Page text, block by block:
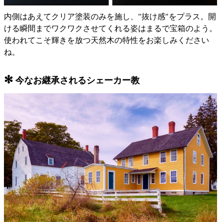
内側はあえてクリア塗装のみを施し、"抜け感"をプラス。開
ける瞬間までワクワクさせてくれる姿はまるで宝箱のよう。
使われてこそ輝きを放つ天然木の特性をお楽しみください
ね。
✻ 今なお継承されるシェーカー教